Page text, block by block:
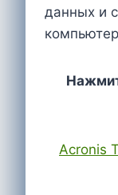
данных и
Acronis